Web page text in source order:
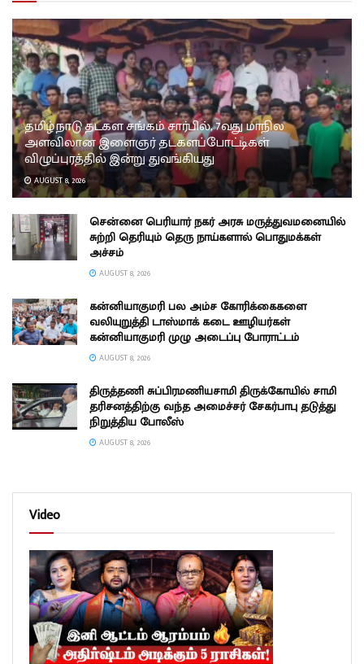
தமிழ்நாடு தடகள சங்கம் சார்பில், 7வது மாநில
அளவிலான இளைஞர் தடகளப்போட்டிகள்
விழுப்புரத்தில் இன்று துவங்கியது
AUGUST 8, 2026
சென்னை பெரியார் நகர் அரசு மருத்துவமனையில்
சுற்றி தெரியும் தெரு நாய்களால் பொதுமக்கள்
அச்சம்
AUGUST 8, 2026
கன்னியாகுமரி பல அம்ச கோரிக்கைகளை
வலியுறுத்தி டாஸ்மாக் கடை ஊழியர்கள்
கன்னியாகுமரி முழு அடைப்பு போராட்டம்
AUGUST 8, 2026
திருத்தணி சுப்பிரமணியசாமி திருக்கோயில் சாமி
தரிசனத்திற்கு வந்த அமைச்சர் சேகர்பாபு தடுத்து
நிறுத்திய போலீஸ்
AUGUST 8, 2026
Video